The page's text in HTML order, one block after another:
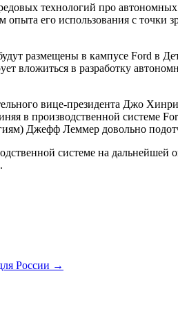
технологий про
его использования с точки
размещены в кампусе Ford в
вложиться в разработку
вице-президента Джо
в производственной системе
Джефф Леммер довольно
системе на дальнейшей
России →